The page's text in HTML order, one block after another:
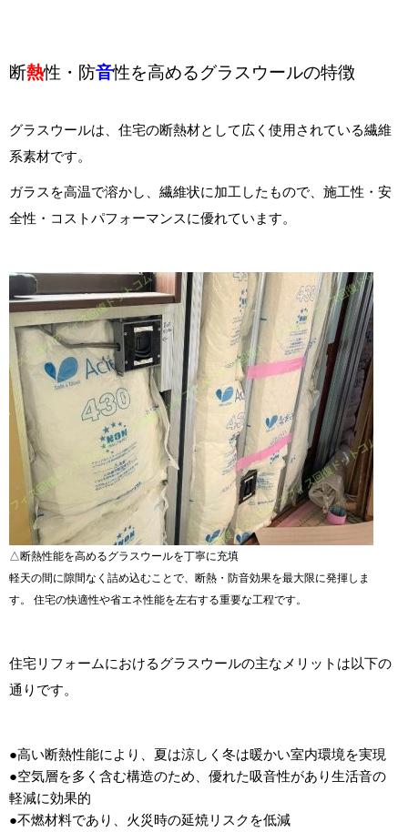
断熱性・防音性を高めるグラスウールの特徴
グラスウールは、住宅の断熱材として広く使用されている繊維
系素材です。
ガラスを高温で溶かし、繊維状に加工したもので、施工性・安
全性・コストパフォーマンスに優れています。
△断熱性能を高めるグラスウールを丁寧に充填
軽天の間に隙間なく詰め込むことで、断熱・防音効果を最大限に発揮しま
す。 住宅の快適性や省エネ性能を左右する重要な工程です。
住宅リフォームにおけるグラスウールの主なメリットは以下の
通りです。
●高い断熱性能により、夏は涼しく冬は暖かい室内環境を実現
●空気層を多く含む構造のため、優れた吸音性があり生活音の
軽減に効果的
●不燃材料であり、火災時の延焼リスクを低減